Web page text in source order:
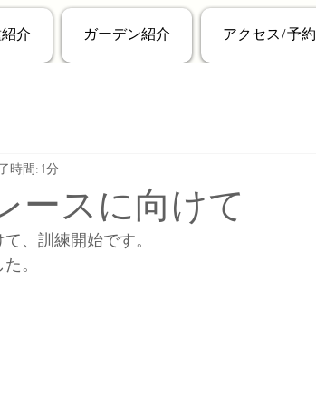
介 ガーデン紹介 アクセス/予約
ースに向けて
時間: 1分
、訓練開始です。
。